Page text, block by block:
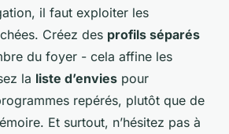
il faut exploiter les
Créez des profils séparés
du foyer - cela affine les
la liste d’envies pour
repérés, plutôt que de
Et surtout, n’hésitez pas à